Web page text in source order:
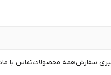
سفارشهمه محصولاتتماس با ما